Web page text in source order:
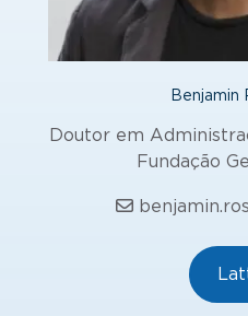
Benjamin
Doutor em
Fundação